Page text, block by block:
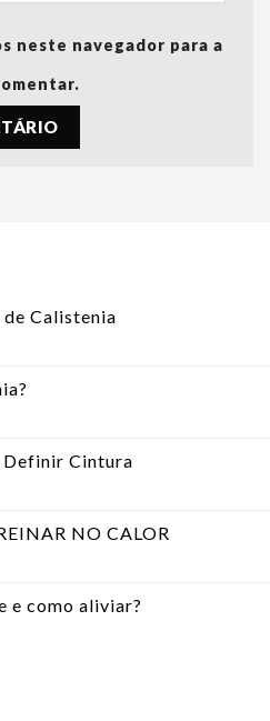
neste navegador para a
Calistenia
Definir Cintura
NO CALOR
e como aliviar?